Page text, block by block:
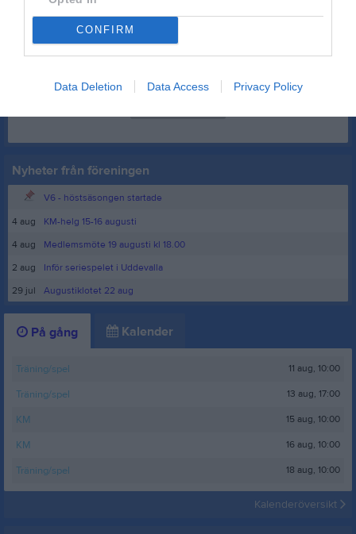
CONFIRM
Data Deletion Data Access Privacy Policy
inställda
Nyheter från föreningen
V6 - höstsäsongen startade
4 aug
KM-helg 15-16 augusti
4 aug
Medlemsmöte 19 augusti kl 18.00
2 aug
Inför seriespelet i Uddevalla
29 jul
Augustiklotet 22 aug
På gång Kalender
Träning/spel 11 aug, 10:00
Träning/spel 13 aug, 17:00
KM 15 aug, 10:00
KM 16 aug, 10:00
Träning/spel 18 aug, 10:00
Kalenderöversikt